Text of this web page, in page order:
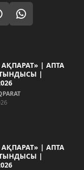
АҚПАРАТ» | АПТА
|
АҚПАРАТ» | АПТА
|